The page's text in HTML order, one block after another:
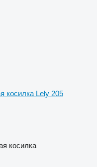
косилка Lely 205
косилка